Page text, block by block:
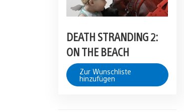
DEATH STRANDING 2:
ON THE BEACH
Zur Wunschliste
hinzufügen